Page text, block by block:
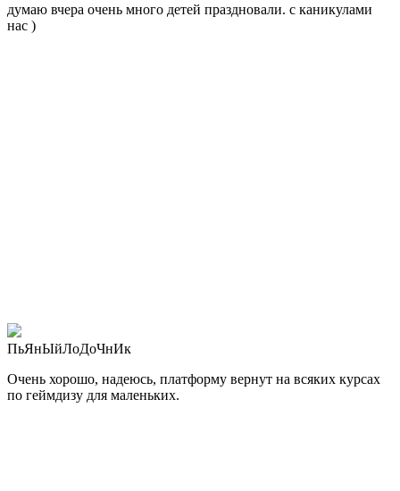
думаю вчера очень много детей праздновали. с каникулами
нас )
ПьЯнЫйЛоДоЧнИк
Очень хорошо, надеюсь, платформу вернут на всяких курсах
по геймдизу для маленьких.